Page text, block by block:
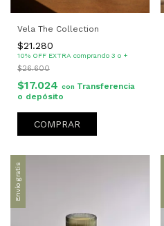
Vela The Collection
$21.280
10% OFF EXTRA comprando 3 o +
$26.600
$17.024 con Transferencia
o depósito
COMPRAR
Envío gratis